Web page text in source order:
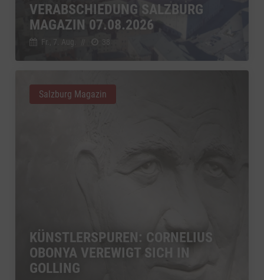
VERABSCHIEDUNG SALZBURG
MAGAZIN 07.08.2026
Fr., 7. Aug. 38
KÜNSTLERSPUREN: CORNELIUS
OBONYA VEREWIGT SICH IN
GOLLING
Salzburg Magazin